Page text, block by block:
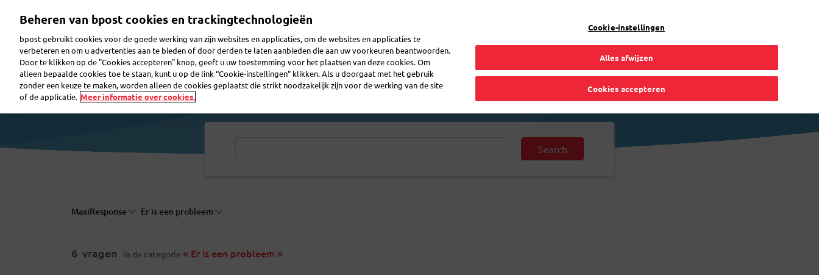
inhoud
Zakelijk
Reclame maken Pakjes verzenden Post verzenden Post ontvangen Logistiek FAQ eShop
Search
MaxiResponse Er is een probleem
6 vragen in de categorie « Er is een probleem »
Beheren van bpost cookies en trackingtechnologieën
bpost gebruikt cookies voor de goede werking van zijn websites en applicaties, om de websites en applicaties te
verbeteren en om u advertenties aan te bieden of door derden te laten aanbieden die aan uw voorkeuren beantwoorden.
Door te klikken op de "Cookies accepteren" knop, geeft u uw toestemming voor het plaatsen van deze cookies. Om
alleen bepaalde cookies toe te staan, kunt u op de link “Cookie-instellingen” klikken. Als u doorgaat met het gebruik
zonder een keuze te maken, worden alleen de cookies geplaatst die strikt noodzakelijk zijn voor de werking van de site
of de applicatie. Meer informatie over cookies.
Cookie-instellingen
Alles afwijzen
Cookies accepteren